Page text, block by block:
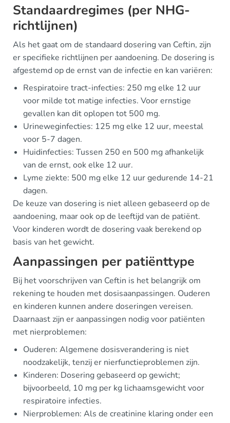
Standaardregimes (per NHG-
richtlijnen)
Als het gaat om de standaard dosering van Ceftin, zijn
er specifieke richtlijnen per aandoening. De dosering is
afgestemd op de ernst van de infectie en kan variëren:
Respiratoire tract-infecties: 250 mg elke 12 uur
voor milde tot matige infecties. Voor ernstige
gevallen kan dit oplopen tot 500 mg.
Urineweginfecties: 125 mg elke 12 uur, meestal
voor 5-7 dagen.
Huidinfecties: Tussen 250 en 500 mg afhankelijk
van de ernst, ook elke 12 uur.
Lyme ziekte: 500 mg elke 12 uur gedurende 14-21
dagen.
De keuze van dosering is niet alleen gebaseerd op de
aandoening, maar ook op de leeftijd van de patiënt.
Voor kinderen wordt de dosering vaak berekend op
basis van het gewicht.
Aanpassingen per patiënttype
Bij het voorschrijven van Ceftin is het belangrijk om
rekening te houden met dosisaanpassingen. Ouderen
en kinderen kunnen andere doseringen vereisen.
Daarnaast zijn er aanpassingen nodig voor patiënten
met nierproblemen:
Ouderen: Algemene dosisverandering is niet
noodzakelijk, tenzij er nierfunctieproblemen zijn.
Kinderen: Dosering gebaseerd op gewicht;
bijvoorbeeld, 10 mg per kg lichaamsgewicht voor
respiratoire infecties.
Nierproblemen: Als de creatinine klaring onder een